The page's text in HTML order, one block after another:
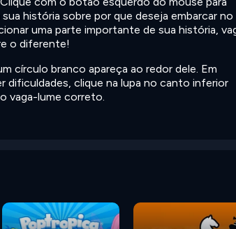
história sobre por que deseja embarcar no
uma parte importante de sua história,
o diferente!
círculo branco apareça ao redor dele. Em
dificuldades, clique na lupa no canto inferior
vaga-lume correto.